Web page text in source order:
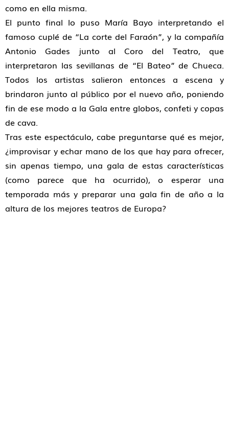
como en ella misma.
El punto final lo puso María Bayo interpretando el
famoso cuplé de “La corte del Faraón”, y la compañía
Antonio Gades junto al Coro del Teatro, que
interpretaron las sevillanas de “El Bateo” de Chueca.
Todos los artistas salieron entonces a escena y
brindaron junto al público por el nuevo año, poniendo
fin de ese modo a la Gala entre globos, confeti y copas
de cava.
Tras este espectáculo, cabe preguntarse qué es mejor,
¿improvisar y echar mano de los que hay para ofrecer,
sin apenas tiempo, una gala de estas características
(como parece que ha ocurrido), o esperar una
temporada más y preparar una gala fin de año a la
altura de los mejores teatros de Europa?